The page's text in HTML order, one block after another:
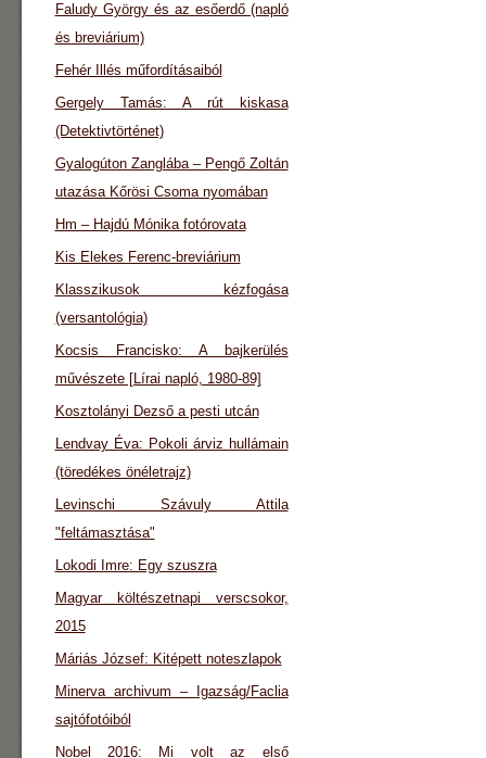
Faludy György és az esőerdő (napló
és breviárium)
Fehér Illés műfordításaiból
Gergely Tamás: A rút kiskasa
(Detektivtörténet)
Gyalogúton Zanglába – Pengő Zoltán
utazása Kőrösi Csoma nyomában
Hm – Hajdú Mónika fotórovata
Kis Elekes Ferenc-breviárium
Klasszikusok kézfogása
(versantológia)
Kocsis Francisko: A bajkerülés
művészete [Lírai napló, 1980-89]
Kosztolányi Dezső a pesti utcán
Lendvay Éva: Pokoli árviz hullámain
(töredékes önéletrajz)
Levinschi Szávuly Attila
"feltámasztása"
Lokodi Imre: Egy szuszra
Magyar költészetnapi verscsokor,
2015
Máriás József: Kitépett noteszlapok
Minerva archivum – Igazság/Faclia
sajtófotóiból
Nobel 2016: Mi volt az első